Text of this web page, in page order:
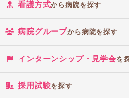
看護方式から病院を探す
病院グループから病院を探す
インターンシップ・見学会を
採用試験を探す